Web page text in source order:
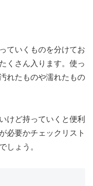
ていくものを分けてお
くさん入ります。使っ
れたものや濡れたもの
けど持っていくと便利
必要かチェックリスト
しょう。